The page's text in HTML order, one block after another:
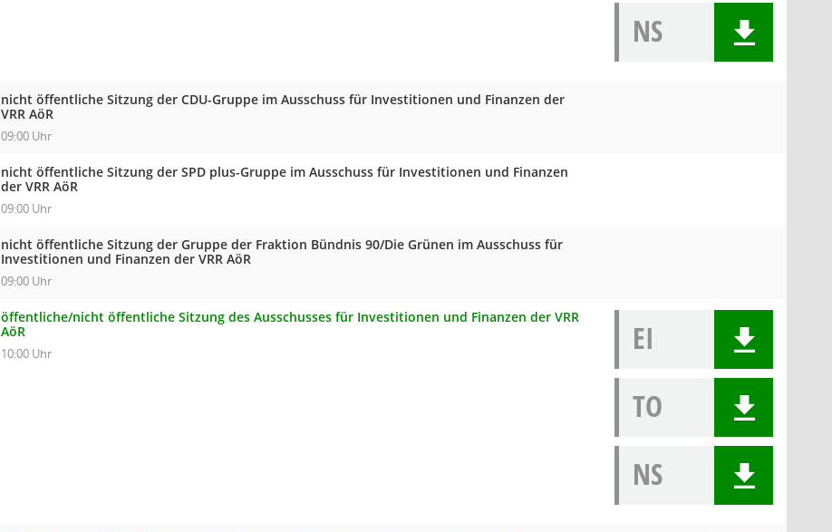
NS
nicht öffentliche Sitzung der CDU-Gruppe im Ausschuss für Investitionen und Finanzen der
VRR AöR
09:00 Uhr
nicht öffentliche Sitzung der SPD plus-Gruppe im Ausschuss für Investitionen und Finanzen
der VRR AöR
09:00 Uhr
nicht öffentliche Sitzung der Gruppe der Fraktion Bündnis 90/Die Grünen im Ausschuss für
Investitionen und Finanzen der VRR AöR
09:00 Uhr
öffentliche/nicht öffentliche Sitzung des Ausschusses für Investitionen und Finanzen der VRR
AöR
10:00 Uhr
EI
TO
NS